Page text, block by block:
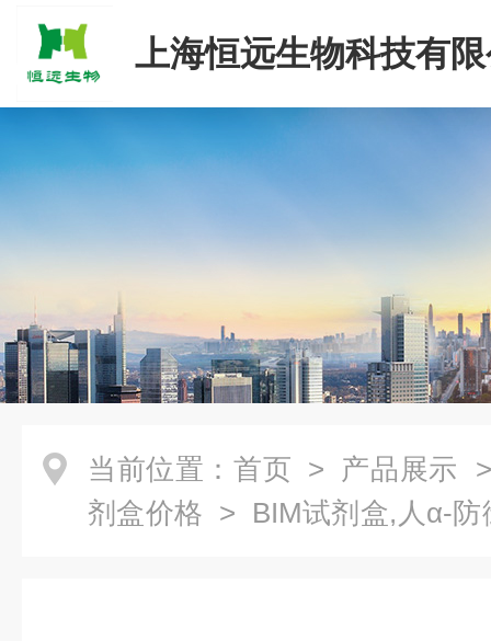
上海恒远生物科技有
当前位置： 首页 > 产品展示
剂盒价格 > BIM试剂盒,人α-防